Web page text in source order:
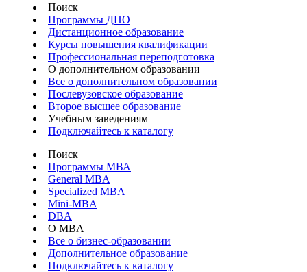
Поиск
Программы ДПО
Дистанционное образование
Курсы повышения квалификации
Профессиональная переподготовка
О дополнительном образовании
Все о дополнительном образовании
Послевузовское образование
Второе высшее образование
Учебным заведениям
Подключайтесь к каталогу
Поиск
Программы МВА
General MBA
Specialized MBA
Mini-MBA
DBA
О MBA
Все о бизнес-образовании
Дополнительное образование
Подключайтесь к каталогу